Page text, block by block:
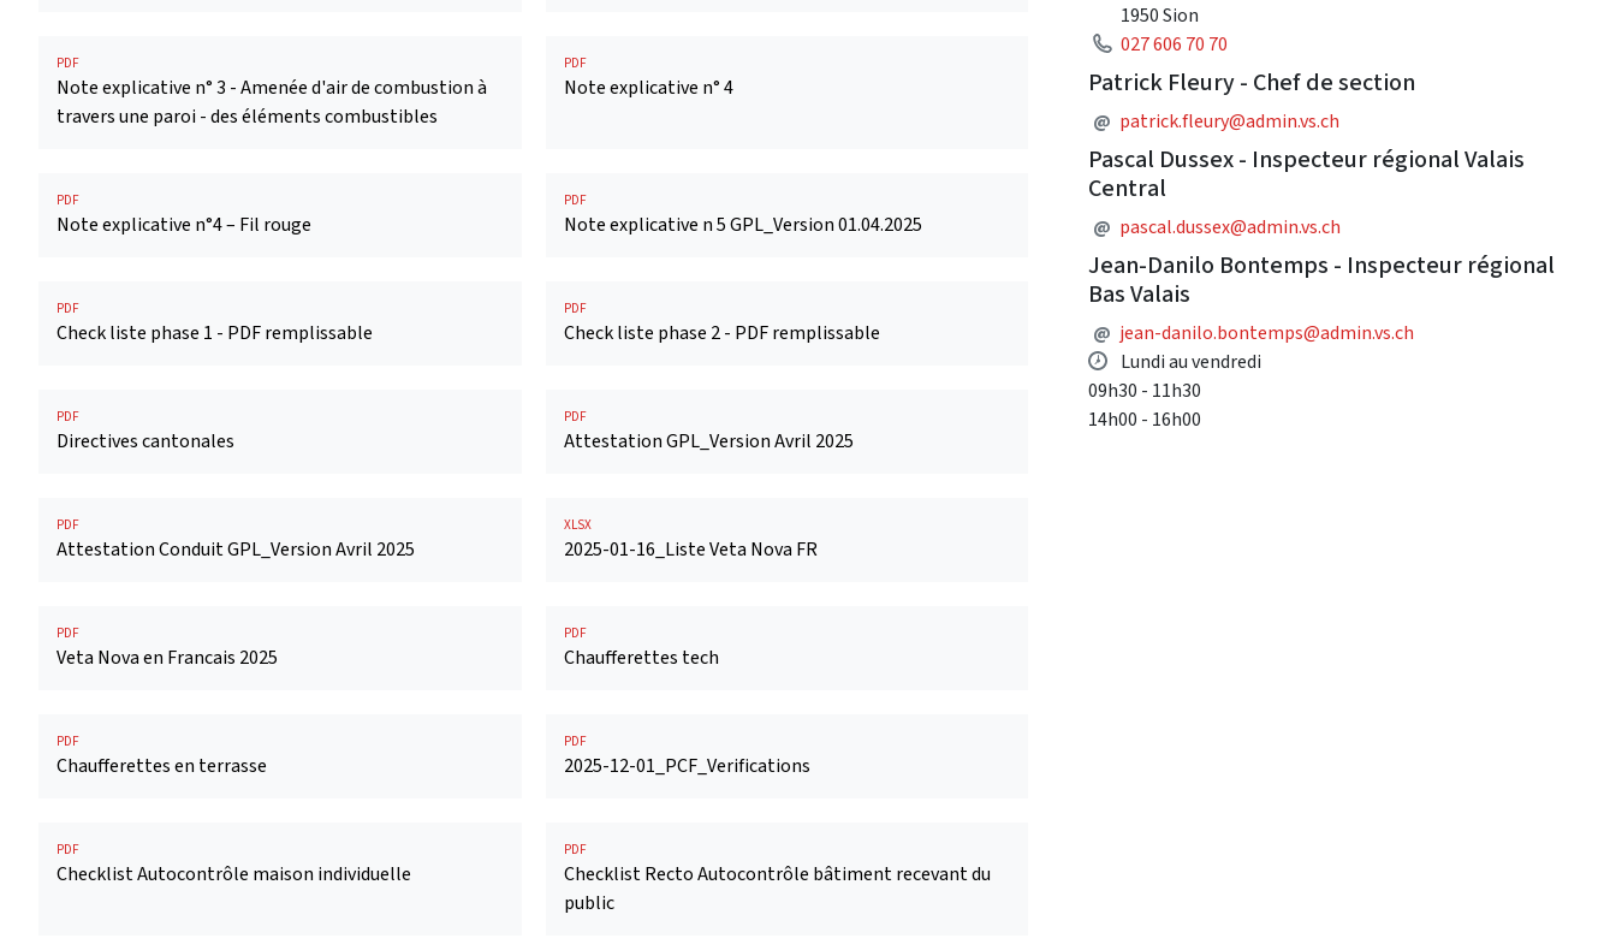
PDF
Note explicative n° 3 - Amenée d'air de combustion à
travers une paroi - des éléments combustibles
PDF
Note explicative n° 4
PDF
Note explicative n°4 – Fil rouge
PDF
Note explicative n 5 GPL_Version 01.04.2025
PDF
Check liste phase 1 - PDF remplissable
PDF
Check liste phase 2 - PDF remplissable
PDF
Directives cantonales
PDF
Attestation GPL_Version Avril 2025
PDF
Attestation Conduit GPL_Version Avril 2025
XLSX
2025-01-16_Liste Veta Nova FR
PDF
Veta Nova en Francais 2025
PDF
Chaufferettes tech
PDF
Chaufferettes en terrasse
PDF
2025-12-01_PCF_Verifications
PDF
Checklist Autocontrôle maison individuelle
PDF
Checklist Recto Autocontrôle bâtiment recevant du
public
1950 Sion
Téléphone
027 606 70 70
Patrick Fleury - Chef de section
@ Adresse courriel
patrick.fleury@admin.vs.ch
Pascal Dussex - Inspecteur régional Valais
Central
@ Adresse courriel
pascal.dussex@admin.vs.ch
Jean-Danilo Bontemps - Inspecteur régional
Bas Valais
@ Adresse courriel
jean-danilo.bontemps@admin.vs.ch
Horaire d'ouverture
Lundi au vendredi
09h30 - 11h30
14h00 - 16h00